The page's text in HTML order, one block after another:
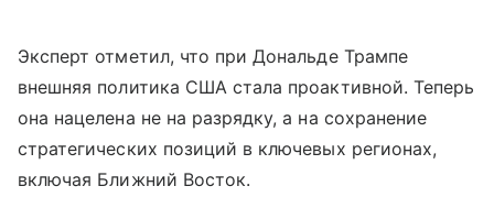
Эксперт отметил, что при Дональде Трампе
внешняя политика США стала проактивной. Теперь
она нацелена не на разрядку, а на сохранение
стратегических позиций в ключевых регионах,
включая Ближний Восток.